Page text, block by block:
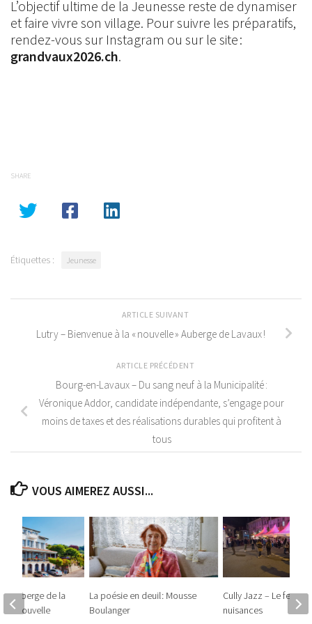
L’objectif ultime de la Jeunesse reste de dynamiser
et faire vivre son village. Pour suivre les préparatifs,
rendez-vous sur Instagram ou sur le site :
grandvaux2026.ch.
SHARE
Étiquettes : Jeunesse
ARTICLE SUIVANT
Lutry – Bienvenue à la « nouvelle » Auberge de Lavaux !
ARTICLE PRÉCÉDENT
Bourg-en-Lavaux – Du sang neuf à la Municipalité :
Véronique Addor, candidate indépendante, s’engage pour
moins de taxes et des réalisations durables qui profitent à
tous
VOUS AIMEREZ AUSSI...
La poésie en deuil : Mousse
Boulanger
Cully Jazz – Le
nuisances
L’Auberge de la
nouvelle